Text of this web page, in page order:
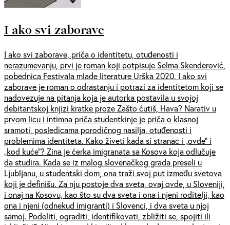
I ako svi zaborave
I ako svi zaborave, priča o identitetu, otuđenosti i
nerazumevanju, prvi je roman koji potpisuje Selma Skenderović,
pobednica Festivala mlade literature Urška 2020. I ako svi
zaborave je roman o odrastanju i potrazi za identitetom koji se
nadovezuje na pitanja koja je autorka postavila u svojoj
debitantskoj knjizi kratke proze Zašto ćutiš, Hava? Narativ u
prvom licu i intimna priča studentkinje je priča o klasnoj
sramoti, posledicama porodičnog nasilja, otuđenosti i
problemima identiteta. Kako živeti kada si stranac i „ovde” i
„kod kuće”? Zina je ćerka imigranata sa Kosova koja odlučuje
da studira. Kada se iz malog slovenačkog grada preseli u
Ljubljanu, u studentski dom, ona traži svoj put između svetova
koji je definišu. Za nju postoje dva sveta, ovaj ovde, u Sloveniji,
i onaj na Kosovu, kao što su dva sveta i ona i njeni roditelji, kao
ona i njeni (odnekud imigranti) i Slovenci, i dva sveta u njoj
samoj. Podeliti, ograditi, identifikovati, zbližiti se, spojiti ili